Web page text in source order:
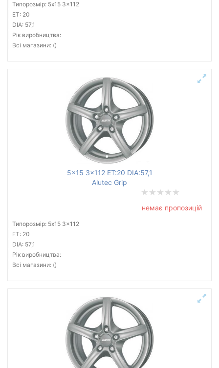
Типорозмір: 5x15 3x112
ET: 20
DIA: 57,1
Рік виробництва:
Всі магазини: ()
5x15 3x112 ET:20 DIA:57,1
Alutec Grip
немає пропозицій
Типорозмір: 5x15 3x112
ET: 20
DIA: 57,1
Рік виробництва:
Всі магазини: ()
Тип диска